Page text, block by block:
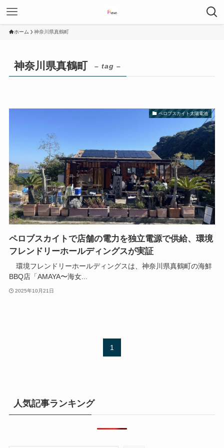
ホーム 神奈川県真鶴町
神奈川県真鶴町 – tag –
ペロブスカイト太陽電池
ペロブスカイトで店舗の電力を独立電源で供給、環境
フレンドリーホールディングスが実証
環境フレンドリーホールディングスは、神奈川県真鶴町の海鮮
BBQ店「AMAYA〜海女...
2025年10月21日
1
人気記事ランキング